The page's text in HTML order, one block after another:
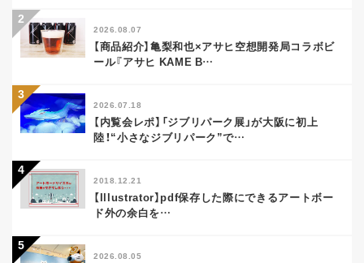
2026.08.07
【商品紹介】亀梨和也×アサヒ空想開発局コラボビ
ール『アサヒ KAME B…
2026.07.18
【内覧会レポ】「ジブリパーク展」が大阪に初上
陸！“小さなジブリパーク”で…
2018.12.21
【Illustrator】pdf保存した際にできるアートボー
ド外の余白を…
2026.08.05